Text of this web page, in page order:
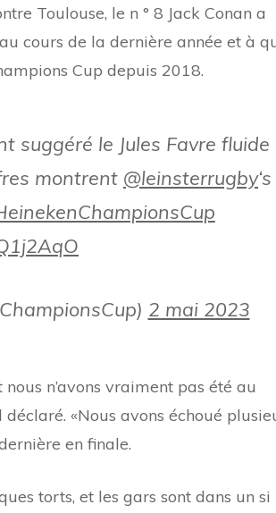
Toulouse, le n ° 8 Jack Conan a
cours de la dernière année et à
Cup depuis 2018.
suggéré le Jules Favre fluide
montrent @leinsterrugby‘s
2 mai 2023
n’avons vraiment pas été au
«Nous avons échoué
en finale.
torts, et les gars sont dans un si